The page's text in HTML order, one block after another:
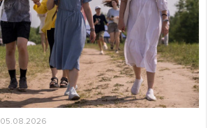
05.08.2026